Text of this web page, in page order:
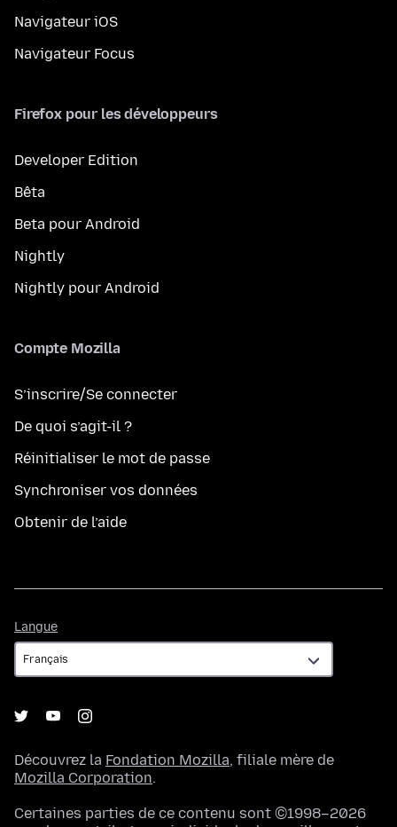
Navigateur iOS
Navigateur Focus
Firefox pour les développeurs
Developer Edition
Bêta
Beta pour Android
Nightly
Nightly pour Android
Compte Mozilla
S’inscrire/Se connecter
De quoi s’agit-il ?
Réinitialiser le mot de passe
Synchroniser vos données
Obtenir de l’aide
Langue
Découvrez la Fondation Mozilla, filiale mère de
Mozilla Corporation.
Certaines parties de ce contenu sont ©1998–2026